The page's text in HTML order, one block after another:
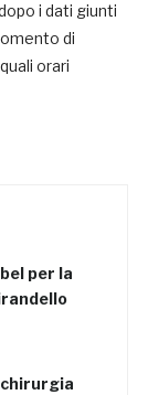
i dati giunti
di
orari
per la